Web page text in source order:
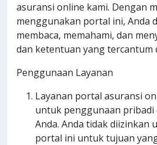
asuransi online kami. Dengan
menggunakan portal ini, Anda
membaca, memahami, dan
dan ketentuan yang tercantum
Penggunaan Layanan
Layanan portal asuransi
untuk penggunaan
Anda. Anda tidak diizinkan
portal ini untuk tujuan